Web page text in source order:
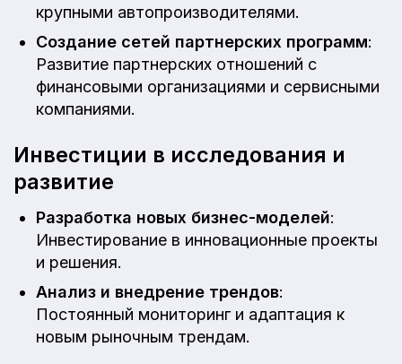
крупными автопроизводителями.
Создание сетей партнерских программ:
Развитие партнерских отношений с
финансовыми организациями и сервисными
компаниями.
Инвестиции в исследования и
развитие
Разработка новых бизнес-моделей:
Инвестирование в инновационные проекты
и решения.
Анализ и внедрение трендов:
Постоянный мониторинг и адаптация к
новым рыночным трендам.